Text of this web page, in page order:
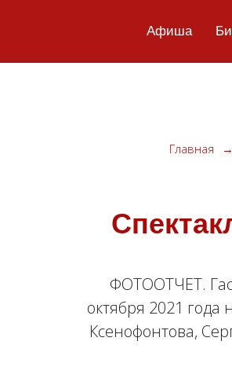
Афиша
Главная →
ФОТООТЧЕТ.
октября 2021 года
Ксенофонтова,